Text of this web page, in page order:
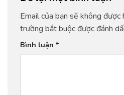
Email của bạn sẽ không được
trường bắt buộc được đánh
Bình luận *